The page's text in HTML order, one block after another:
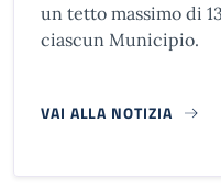
un tetto massimo di
ciascun Municipio.
VAI ALLA NOTIZIA